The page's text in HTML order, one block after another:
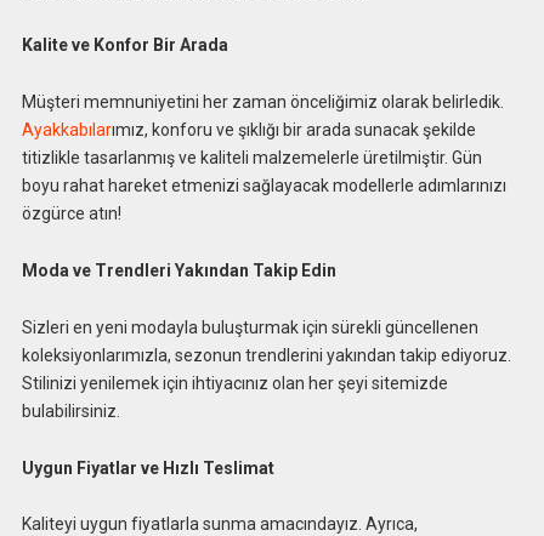
Kalite ve Konfor Bir Arada
Müşteri memnuniyetini her zaman önceliğimiz olarak belirledik.
Ayakkabılarımız, konforu ve şıklığı bir arada sunacak şekilde
titizlikle tasarlanmış ve kaliteli malzemelerle üretilmiştir. Gün
boyu rahat hareket etmenizi sağlayacak modellerle adımlarınızı
özgürce atın!
Moda ve Trendleri Yakından Takip Edin
Sizleri en yeni modayla buluşturmak için sürekli güncellenen
koleksiyonlarımızla, sezonun trendlerini yakından takip ediyoruz.
Stilinizi yenilemek için ihtiyacınız olan her şeyi sitemizde
bulabilirsiniz.
Uygun Fiyatlar ve Hızlı Teslimat
Kaliteyi uygun fiyatlarla sunma amacındayız. Ayrıca,